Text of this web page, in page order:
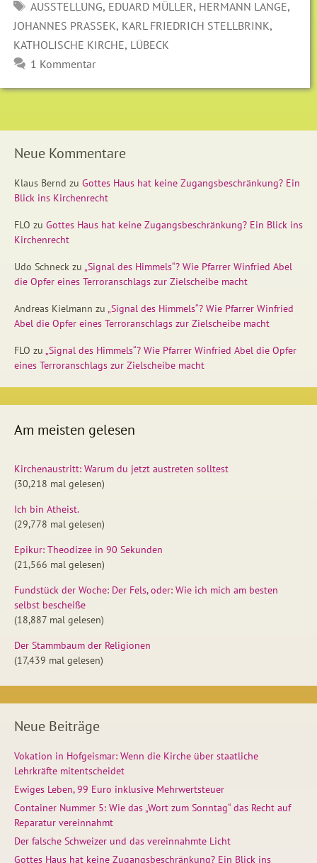
SCHLAGWÖRTER
AUSSTELLUNG, EDUARD MÜLLER, HERMANN LANGE,
JOHANNES PRASSEK, KARL FRIEDRICH STELLBRINK,
KATHOLISCHE KIRCHE, LÜBECK
1 Kommentar
Neue Kommentare
Klaus Bernd zu Gottes Haus hat keine Zugangsbeschränkung? Ein
Blick ins Kirchenrecht
FLO zu Gottes Haus hat keine Zugangsbeschränkung? Ein Blick ins
Kirchenrecht
Udo Schneck zu „Signal des Himmels“? Wie Pfarrer Winfried Abel
die Opfer eines Terroranschlags zur Zielscheibe macht
Andreas Kielmann zu „Signal des Himmels“? Wie Pfarrer Winfried
Abel die Opfer eines Terroranschlags zur Zielscheibe macht
FLO zu „Signal des Himmels“? Wie Pfarrer Winfried Abel die Opfer
eines Terroranschlags zur Zielscheibe macht
Am meisten gelesen
Kirchenaustritt: Warum du jetzt austreten solltest
(30,218 mal gelesen)
Ich bin Atheist.
(29,778 mal gelesen)
Epikur: Theodizee in 90 Sekunden
(21,566 mal gelesen)
Fundstück der Woche: Der Fels, oder: Wie ich mich am besten
selbst bescheiße
(18,887 mal gelesen)
Der Stammbaum der Religionen
(17,439 mal gelesen)
Neue Beiträge
Vokation in Hofgeismar: Wenn die Kirche über staatliche
Lehrkräfte mitentscheidet
Ewiges Leben, 99 Euro inklusive Mehrwertsteuer
Container Nummer 5: Wie das „Wort zum Sonntag“ das Recht auf
Reparatur vereinnahmt
Der falsche Schweizer und das vereinnahmte Licht
Gottes Haus hat keine Zugangsbeschränkung? Ein Blick ins